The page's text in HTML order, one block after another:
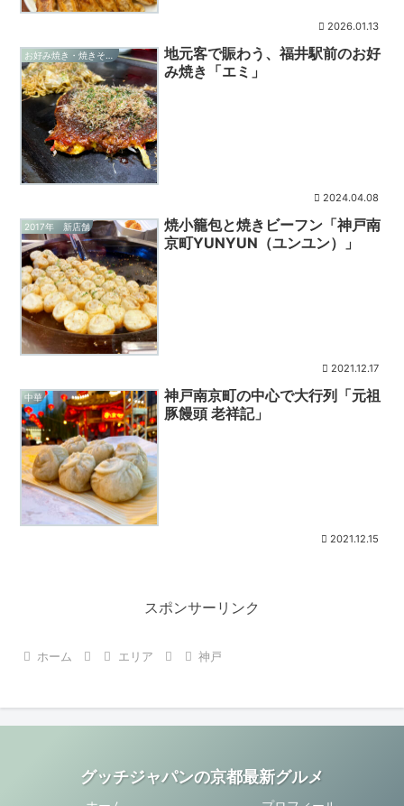
2026.01.13
地元客で賑わう、福井駅前のお好
み焼き「エミ」
2024.04.08
2017年 新店舗
焼小籠包と焼きビーフン「神戸南
京町YUNYUN（ユンユン）」
2021.12.17
中華
神戸南京町の中心で大行列「元祖
豚饅頭 老祥記」
2021.12.15
スポンサーリンク
ホーム エリア 神戸
グッチジャパンの京都最新グルメ